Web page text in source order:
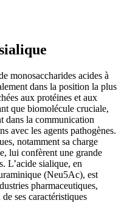
monosaccharides acides à
dans la position la plus
aux protéines et aux
que biomolécule cruciale,
dans la communication
avec les agents pathogènes.
notamment sa charge
lui confèrent une grande
L’acide sialique, en
(Neu5Ac), est
pharmaceutiques,
ses caractéristiques